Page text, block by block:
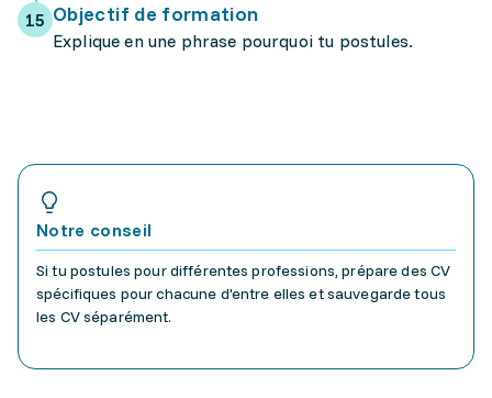
Objectif de formation
Explique en une phrase pourquoi tu postules.
Notre conseil
Si tu postules pour différentes professions, prépare des CV
spécifiques pour chacune d'entre elles et sauvegarde tous
les CV séparément.